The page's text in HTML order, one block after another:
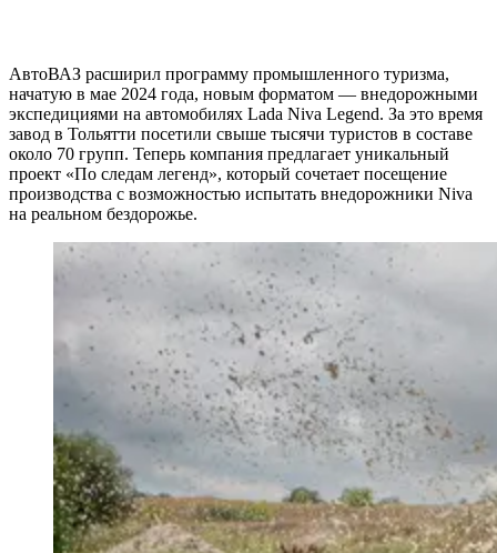
АвтоВАЗ расширил программу промышленного туризма,
начатую в мае 2024 года, новым форматом — внедорожными
экспедициями на автомобилях Lada Niva Legend. За это время
завод в Тольятти посетили свыше тысячи туристов в составе
около 70 групп. Теперь компания предлагает уникальный
проект «По следам легенд», который сочетает посещение
производства с возможностью испытать внедорожники Niva
на реальном бездорожье.